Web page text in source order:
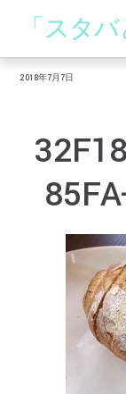
「スタ
2018年7月7日